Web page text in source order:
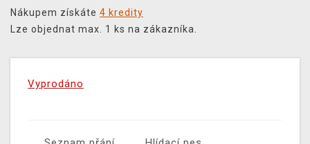
Nákupem získáte 4 kredity
Lze objednat max. 1 ks na zákazníka.
Vyprodáno